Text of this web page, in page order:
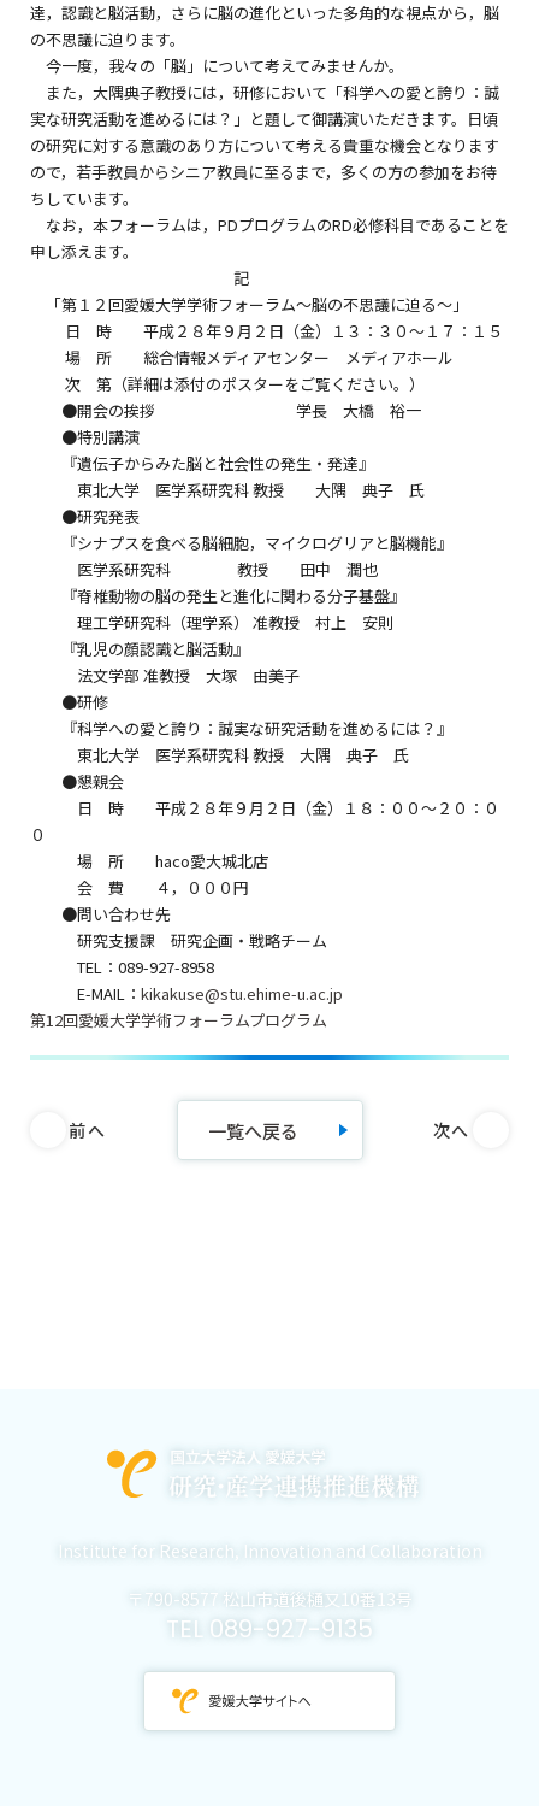
達，認識と脳活動，さらに脳の進化といった多角的な視点から，脳
の不思議に迫ります。
今一度，我々の「脳」について考えてみませんか。
また，大隅典子教授には，研修において「科学への愛と誇り：誠
実な研究活動を進めるには？」と題して御講演いただきます。日頃
の研究に対する意識のあり方について考える貴重な機会となります
ので，若手教員からシニア教員に至るまで，多くの方の参加をお待
ちしています。
なお，本フォーラムは，PDプログラムのRD必修科目であることを
申し添えます。
記
「第１２回愛媛大学学術フォーラム～脳の不思議に迫る～」
日 時 平成２８年９月２日（金）１３：３０～１７：１５
場 所 総合情報メディアセンター メディアホール
次 第（詳細は添付のポスターをご覧ください。）
●開会の挨拶 学長 大橋 裕一
●特別講演
『遺伝子からみた脳と社会性の発生・発達』
東北大学 医学系研究科 教授 大隅 典子 氏
●研究発表
『シナプスを食べる脳細胞，マイクログリアと脳機能』
医学系研究科 教授 田中 潤也
『脊椎動物の脳の発生と進化に関わる分子基盤』
理工学研究科（理学系） 准教授 村上 安則
『乳児の顔認識と脳活動』
法文学部 准教授 大塚 由美子
●研修
『科学への愛と誇り：誠実な研究活動を進めるには？』
東北大学 医学系研究科 教授 大隅 典子 氏
●懇親会
日 時 平成２８年９月２日（金）１８：００～２０：０
０
場 所 haco愛大城北店
会 費 ４，０００円
●問い合わせ先
研究支援課 研究企画・戦略チーム
TEL：089-927-8958
E-MAIL： kikakuse@stu.ehime-u.ac.jp
第12回愛媛大学学術フォーラムプログラム
前へ 一覧へ戻る 次へ
Institute for Research,
Innovation and Collaboration
〒790-8577 松山市道後樋又10番13号
TEL 089-927-9135